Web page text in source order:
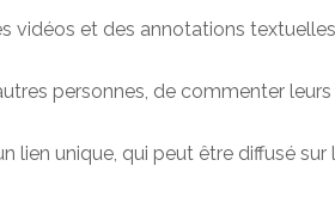
vidéos et des annotations
personnes, de commenter
unique, qui peut être diffusé sur